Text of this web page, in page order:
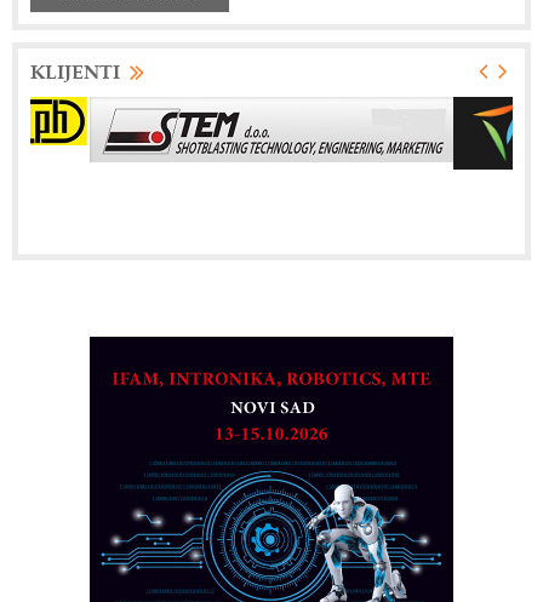
KLIJENTI